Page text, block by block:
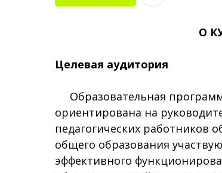
О
Целевая аудитория
Образовательная
ориентирована на
педагогических работников
общего образования
эффективного